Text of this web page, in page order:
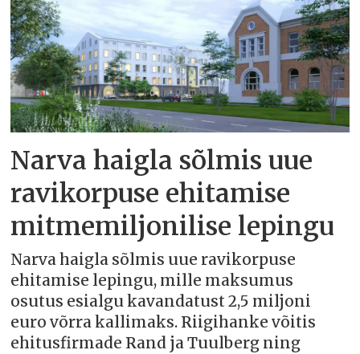
Narva haigla sõlmis uue
ravikorpuse ehitamise
mitmemiljonilise lepingu
Narva haigla sõlmis uue ravikorpuse
ehitamise lepingu, mille maksumus
osutus esialgu kavandatust 2,5 miljoni
euro võrra kallimaks. Riigihanke võitis
ehitusfirmade Rand ja Tuulberg ning